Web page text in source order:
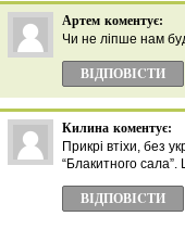
Артем коментує:
Чи не ліпше нам
ВІДПОВІCТИ
Килина коментує:
Прикрі втіхи, без
“Блакитного
ВІДПОВІCТИ